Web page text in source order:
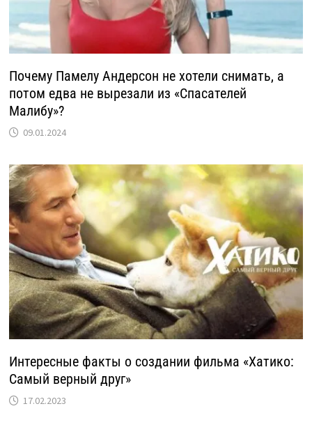
Почему Памелу Андерсон не хотели снимать, а
потом едва не вырезали из «Спасателей
Малибу»?
09.01.2024
Интересные факты о создании фильма «Хатико:
Самый верный друг»
17.02.2023